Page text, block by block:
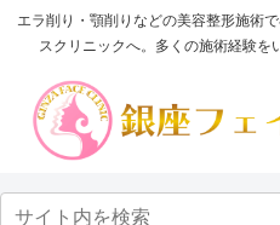
エラ削り・顎削りなどの美容整形施術
スクリニックへ。多くの施術経験を